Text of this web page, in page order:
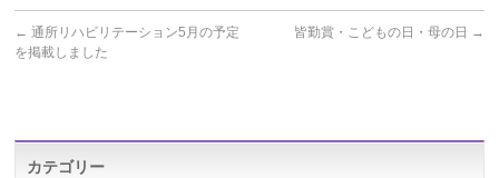
← 通所リハビリテーション5月の予定
を掲載しました
皆勤賞・こどもの日・母の日 →
カテゴリー